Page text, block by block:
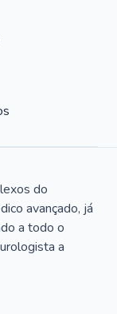
do
avançado, já
a todo o
a